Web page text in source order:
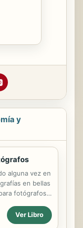
y
alguna vez en
en bellas
fotógrafos
el máximo
software de
Ver Libro